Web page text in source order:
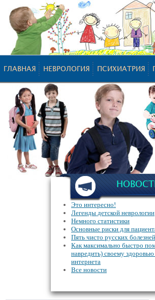
ГЛАВНАЯ НЕВРОЛОГИЯ ПСИХИАТРИЯ
Это интересно!
Легенды детской неврологии
Немного статистики
Основные риски для
Пять чисто русских болезней
Как максимально быстро
навредить) своему
интернета
Все новости